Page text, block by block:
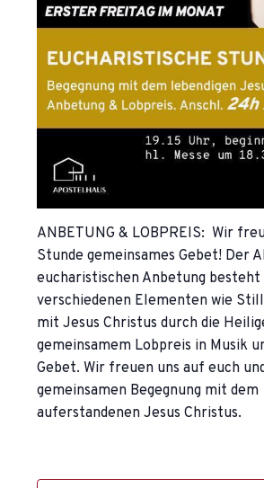
ANBETUNG & LOBPREIS: Wir
Stunde gemeinsames Gebet! Der
eucharistischen Anbetung besteht
verschiedenen Elementen wie
mit Jesus Christus durch die
gemeinsamem Lobpreis in Musik
Gebet. Wir freuen uns auf euch
gemeinsamen Begegnung mit dem
auferstandenen Jesus Christus.